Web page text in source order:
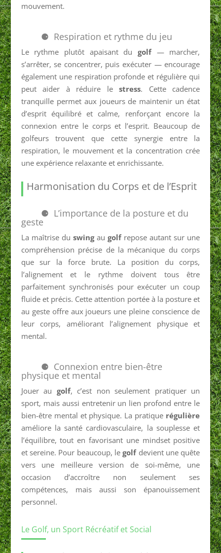
mouvement.
Respiration et rythme du jeu
Le rythme plutôt apaisant dugolf— marcher,
s’arrêter, se concentrer, puis exécuter — encourage
également une respiration profonde et régulière qui
peut aider à réduire lestress. Cette cadence
tranquille permet aux joueurs de maintenir un état
d’esprit équilibré et calme, renforçant encore la
connexion entre le corps et l’esprit. Beaucoup de
golfeurs trouvent que cette synergie entre la
respiration, le mouvement et la concentration crée
une expérience relaxante et enrichissante.
Harmonisation du Corps et de l’Esprit
L’importance de la posture et du
geste
La maîtrise du swingaugolfrepose autant sur une
compréhension précise de la mécanique du corps
que sur la force brute. La position du corps,
l’alignement et le rythme doivent tous être
parfaitement synchronisés pour exécuter un coup
fluide et précis. Cette attention portée à la posture et
au geste offre aux joueurs une pleine conscience de
leur corps, améliorant l’alignement physique et
mental.
Connexion entre bien-être
physique et mental
Jouer au golf, c’est non seulement pratiquer un
sport, mais aussi entretenir un lien profond entre le
bien-être mental et physique. La pratique régulière
améliore la santé cardiovasculaire, la souplesse et
l’équilibre, tout en favorisant une mindset positive
et sereine. Pour beaucoup, legolfdevient une quête
vers une meilleure version de soi-même, une
occasion d’accroître non seulement ses
compétences, mais aussi son épanouissement
personnel.
Le Golf, un Sport Récréatif et Social